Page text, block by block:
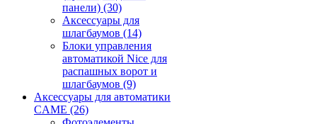
панели) (30)
Аксессуары для
шлагбаумов (14)
Блоки управления
автоматикой Nice для
распашных ворот и
шлагбаумов (9)
Аксессуары для автоматики
CAME (26)